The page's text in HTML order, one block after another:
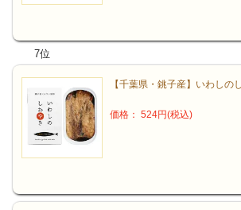
べても、家庭のメニューの品数にはほ
ので、ご飯抜き、お味噌汁抜きという
ていることが分かります。お味噌汁は
らないことが、ハードルを高くしてい
ん。
消費者の食卓における米離れが、お米
暮らしや田んぼに危機的な影響を及ぼ
注意を払わなければなりません。先進
7位
【千葉県・銚子産】いわしの
価格： 524円(税込)